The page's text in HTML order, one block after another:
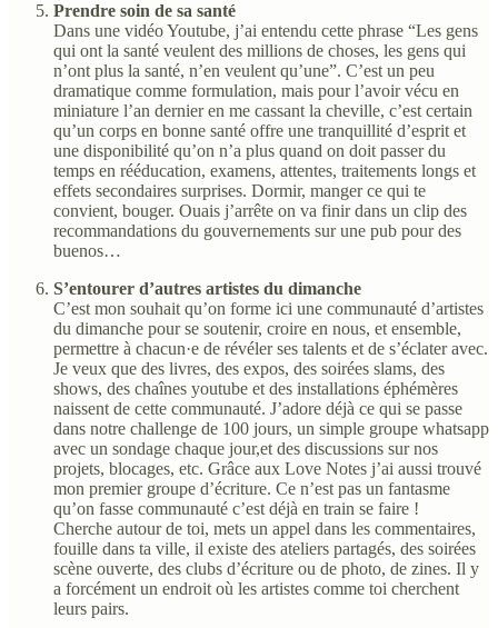
Prendre soin de sa santé
Dans une vidéo Youtube, j’ai entendu cette phrase “Les gens
qui ont la santé veulent des millions de choses, les gens qui
n’ont plus la santé, n’en veulent qu’une”. C’est un peu
dramatique comme formulation, mais pour l’avoir vécu en
miniature l’an dernier en me cassant la cheville, c’est certain
qu’un corps en bonne santé offre une tranquillité d’esprit et
une disponibilité qu’on n’a plus quand on doit passer du
temps en rééducation, examens, attentes, traitements longs et
effets secondaires surprises. Dormir, manger ce qui te
convient, bouger. Ouais j’arrête on va finir dans un clip des
recommandations du gouvernements sur une pub pour des
buenos…
S’entourer d’autres artistes du dimanche
C’est mon souhait qu’on forme ici une communauté d’artistes
du dimanche pour se soutenir, croire en nous, et ensemble,
permettre à chacun·e de révéler ses talents et de s’éclater avec.
Je veux que des livres, des expos, des soirées slams, des
shows, des chaînes youtube et des installations éphémères
naissent de cette communauté. J’adore déjà ce qui se passe
dans notre challenge de 100 jours, un simple groupe whatsapp
avec un sondage chaque jour,et des discussions sur nos
projets, blocages, etc. Grâce aux Love Notes j’ai aussi trouvé
mon premier groupe d’écriture. Ce n’est pas un fantasme
qu’on fasse communauté c’est déjà en train se faire !
Cherche autour de toi, mets un appel dans les commentaires,
fouille dans ta ville, il existe des ateliers partagés, des soirées
scène ouverte, des clubs d’écriture ou de photo, de zines. Il y
a forcément un endroit où les artistes comme toi cherchent
leurs pairs.